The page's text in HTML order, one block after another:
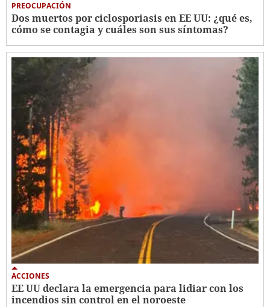
PREOCUPACIÓN
Dos muertos por ciclosporiasis en EE UU: ¿qué es,
cómo se contagia y cuáles son sus síntomas?
ACCIONES
EE UU declara la emergencia para lidiar con los
incendios sin control en el noroeste